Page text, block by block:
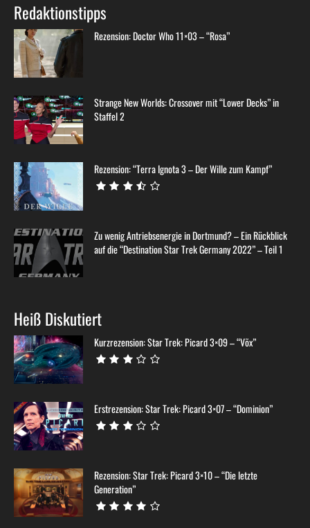
Redaktionstipps
Rezension: Doctor Who 11×03 – “Rosa”
Strange New Worlds: Crossover mit “Lower Decks” in
Staffel 2
Rezension: “Terra Ignota 3 – Der Wille zum Kampf”
Zu wenig Antriebsenergie in Dortmund? – Ein Rückblick
auf die “Destination Star Trek Germany 2022” – Teil 1
Heiß Diskutiert
Kurzrezension: Star Trek: Picard 3×09 – “Võx”
Erstrezension: Star Trek: Picard 3×07 – “Dominion”
Rezension: Star Trek: Picard 3×10 – “Die letzte
Generation”